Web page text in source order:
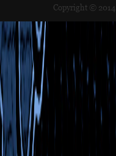
Copyright © 2014